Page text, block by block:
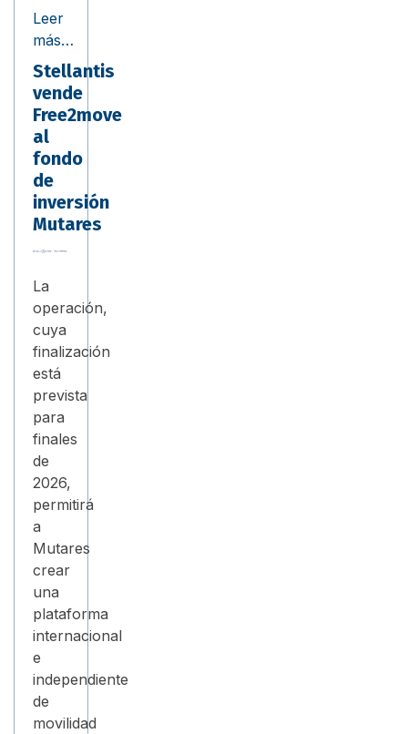
Leer
más…
Stellantis
vende
Free2move
al
fondo
de
inversión
Mutares
La
operación,
cuya
finalización
está
prevista
para
finales
de
2026,
permitirá
a
Mutares
crear
una
plataforma
internacional
e
independiente
de
movilidad